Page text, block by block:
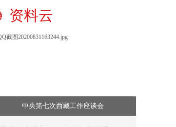
资料云
中央第七次西藏工作座谈会